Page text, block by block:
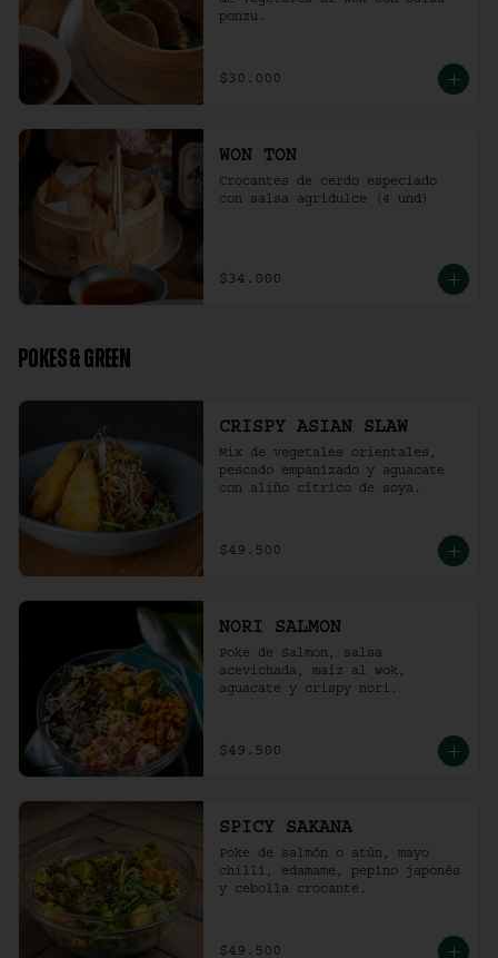
ponzu.
$30.000
WON TON
Crocantes de cerdo especiado
con salsa agridulce (4 und)
$34.000
POKES & GREEN
CRISPY ASIAN SLAW
Mix de vegetales orientales,
pescado empanizado y aguacate
con aliño cítrico de soya.
$49.500
NORI SALMON
Poke de Salmon, salsa
acevichada, maíz al wok,
aguacate y crispy nori.
$49.500
SPICY SAKANA
Poke de salmón o atún, mayo
chilli, edamame, pepino japonés
y cebolla crocante.
$49.500